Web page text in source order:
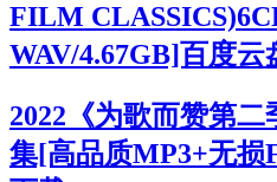
FILM
WAV/4.67GB]百度云
2022《为歌而赞第
集[高品质MP3+无